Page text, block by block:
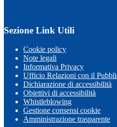
Sezione Link Utili
Cookie policy
Note legali
Informativa Privacy
Ufficio Relazioni con il
Dichiarazione di accessibilità
Obiettivi di accessibilità
Whistleblowing
Gestione consensi cookie
Amministrazione trasparente